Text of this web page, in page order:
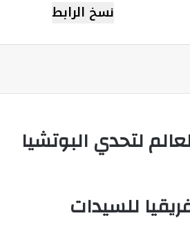
نسخ الرابط
لتحدي البوتشيا
للسيدات